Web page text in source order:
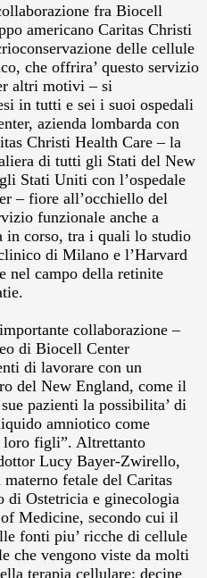
fra Biocell
americano Caritas Christi
delle cellule
che offrira’ questo servizio
altri motivi – si
in tutti e sei i suoi ospedali
azienda lombarda con
Christi Health Care – la
di tutti gli Stati del New
Stati Uniti con l’ospedale
– fiore all’occhiello del
funzionale anche a
in corso, tra i quali lo studio
di Milano e l’Harvard
nel campo della retinite
collaborazione –
di Biocell Center
di lavorare con un
del New England, come il
pazienti la possibilita’ di
amniotico come
loro figli”. Altrettanto
Lucy Bayer-Zwirello,
fetale del Caritas
di Ostetricia e ginecologia
Medicine, secondo cui il
fonti piu’ ricche di cellule
che vengono viste da molti
terapia cellulare: decine